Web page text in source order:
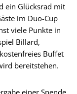
ein Glücksrad mit
im Duo-Cup
viele Punkte in
Billard,
Buffet
bereitstehen.
einer Spende